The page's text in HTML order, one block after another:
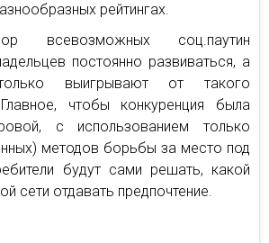
рейтингах.
всевозможных соц.паутин
постоянно развиваться, а
выигрывают от такого
чтобы конкуренция была
с использованием только
методов борьбы за место под
будут сами решать, какой
сети отдавать предпочтение.